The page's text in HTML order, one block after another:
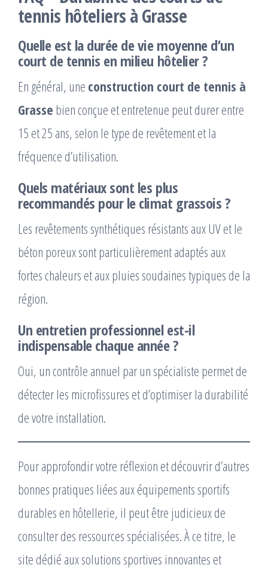
tennis hôteliers à Grasse
Quelle est la durée de vie moyenne d’un
court de tennis en milieu hôtelier ?
En général, une construction court de tennis à
Grasse bien conçue et entretenue peut durer entre
15 et 25 ans, selon le type de revêtement et la
fréquence d’utilisation.
Quels matériaux sont les plus
recommandés pour le climat grassois ?
Les revêtements synthétiques résistants aux UV et le
béton poreux sont particulièrement adaptés aux
fortes chaleurs et aux pluies soudaines typiques de la
région.
Un entretien professionnel est-il
indispensable chaque année ?
Oui, un contrôle annuel par un spécialiste permet de
détecter les microfissures et d’optimiser la durabilité
de votre installation.
Pour approfondir votre réflexion et découvrir d’autres
bonnes pratiques liées aux équipements sportifs
durables en hôtellerie, il peut être judicieux de
consulter des ressources spécialisées. À ce titre, le
site dédié aux solutions sportives innovantes et